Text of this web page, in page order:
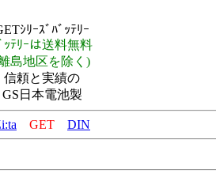
ｼﾘｰｽﾞﾊﾞｯﾃﾘｰ
ｯﾃﾘｰは送料無料
島地区を除く)
信頼と実績の
GS日本電池製
GET DIN